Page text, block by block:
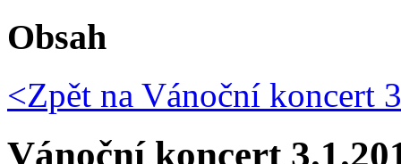
Obsah
<Zpět na Vánoční koncert
Vánoční koncert